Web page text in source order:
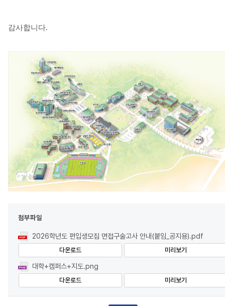
감사합니다.
첨부파일
2026학년도 편입생모집 면접구술고사 안내(붙임_공지용).pdf
다운로드 미리보기
대학+캠퍼스+지도.png
다운로드 미리보기